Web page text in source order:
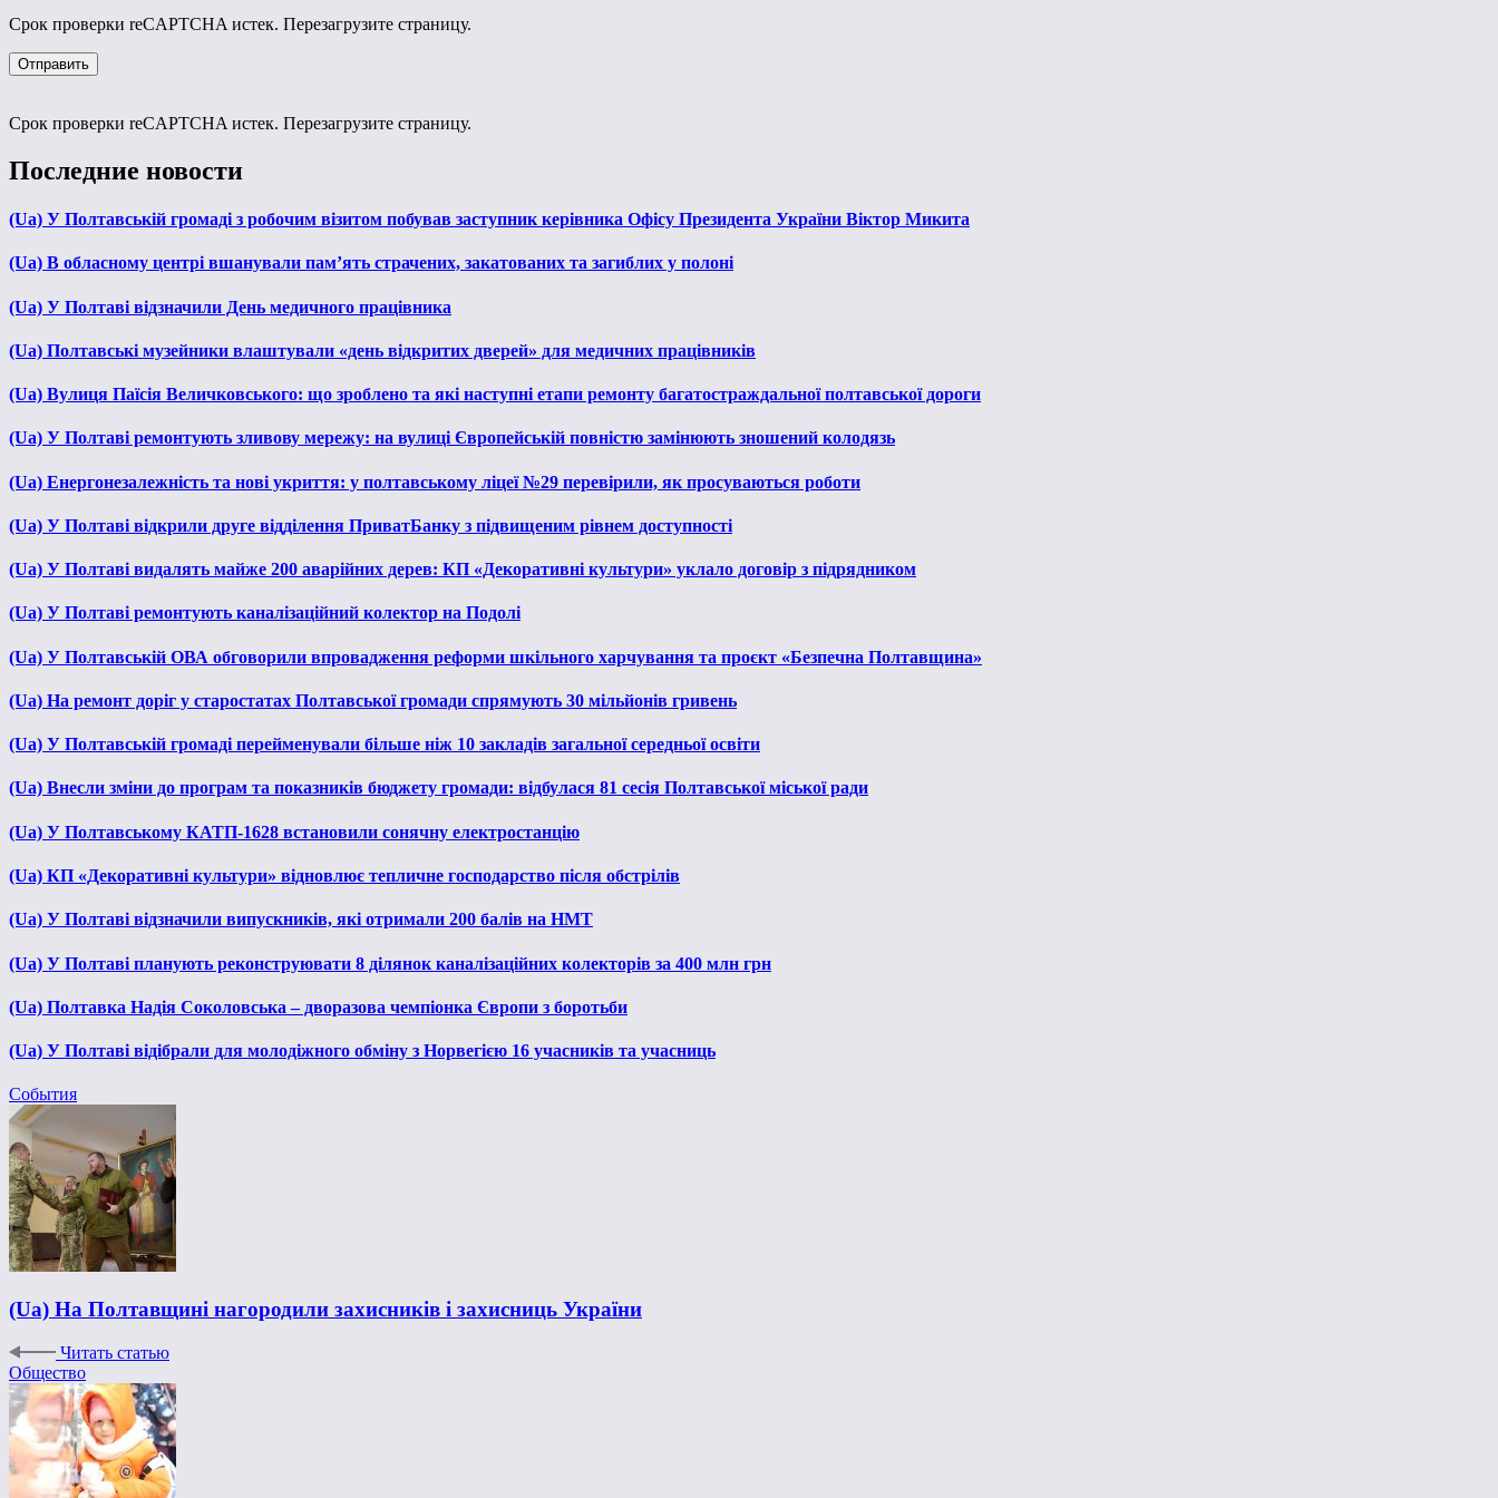
Срок проверки reCAPTCHA истек. Перезагрузите страницу.
Срок проверки reCAPTCHA истек. Перезагрузите страницу.
Последние новости
(Ua) У Полтавській громаді з робочим візитом побував заступник керівника Офісу Президента України Віктор Микита
(Ua) В обласному центрі вшанували пам’ять страчених, закатованих та загиблих у полоні
(Ua) У Полтаві відзначили День медичного працівника
(Ua) Полтавські музейники влаштували «день відкритих дверей» для медичних працівників
(Ua) Вулиця Паїсія Величковського: що зроблено та які наступні етапи ремонту багатостраждальної полтавської дороги
(Ua) У Полтаві ремонтують зливову мережу: на вулиці Європейській повністю замінюють зношений колодязь
(Ua) Енергонезалежність та нові укриття: у полтавському ліцеї №29 перевірили, як просуваються роботи
(Ua) У Полтаві відкрили друге відділення ПриватБанку з підвищеним рівнем доступності
(Ua) У Полтаві видалять майже 200 аварійних дерев: КП «Декоративні культури» уклало договір з підрядником
(Ua) У Полтаві ремонтують каналізаційний колектор на Подолі
(Ua) У Полтавській ОВА обговорили впровадження реформи шкільного харчування та проєкт «Безпечна Полтавщина»
(Ua) На ремонт доріг у старостатах Полтавської громади спрямують 30 мільйонів гривень
(Ua) У Полтавській громаді перейменували більше ніж 10 закладів загальної середньої освіти
(Ua) Внесли зміни до програм та показників бюджету громади: відбулася 81 сесія Полтавської міської ради
(Ua) У Полтавському КАТП-1628 встановили сонячну електростанцію
(Ua) КП «Декоративні культури» відновлює тепличне господарство після обстрілів
(Ua) У Полтаві відзначили випускників, які отримали 200 балів на НМТ
(Ua) У Полтаві планують реконструювати 8 ділянок каналізаційних колекторів за 400 млн грн
(Ua) Полтавка Надія Соколовська – дворазова чемпіонка Європи з боротьби
(Ua) У Полтаві відібрали для молодіжного обміну з Норвегією 16 учасників та учасниць
События
(Ua) На Полтавщині нагородили захисників і захисниць України
Читать статью
Общество